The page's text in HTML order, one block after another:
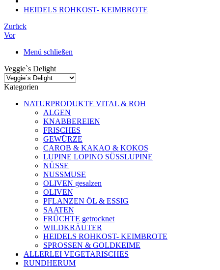
HEIDELS ROHKOST- KEIMBROTE
Zurück
Vor
Menü schließen
Veggie`s Delight
Kategorien
NATURPRODUKTE VITAL & ROH
ALGEN
KNABBEREIEN
FRISCHES
GEWÜRZE
CAROB & KAKAO & KOKOS
LUPINE LOPINO SÜSSLUPINE
NÜSSE
NUSSMUSE
OLIVEN gesalzen
OLIVEN
PFLANZEN ÖL & ESSIG
SAATEN
FRÜCHTE getrocknet
WILDKRÄUTER
HEIDELS ROHKOST- KEIMBROTE
SPROSSEN & GOLDKEIME
ALLERLEI VEGETARISCHES
RUNDHERUM